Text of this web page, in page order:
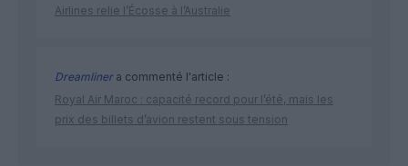
Airlines relie l’Écosse à l’Australie
Dreamlinera commenté l'article :
Royal Air Maroc : capacité record pour l’été, mais les
prix des billets d’avion restent sous tension